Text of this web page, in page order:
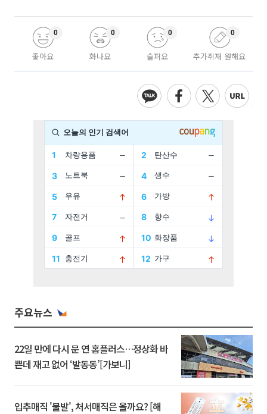
좋아요
0
화나요
0
슬퍼요
0
추가취재 원해요
0
주요뉴스
22일 만에 다시 문 연 홈플러스…정상화 바
쁜데 재고 없어 ‘발동동’[가보니]
입추매직 '불발', 처서매직은 올까요? [해